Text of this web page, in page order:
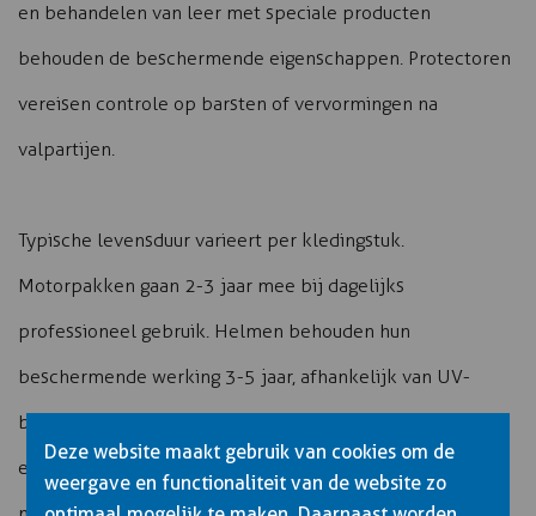
en behandelen van leer met speciale producten
behouden de beschermende eigenschappen. Protectoren
vereisen controle op barsten of vervormingen na
valpartijen.
Typische levensduur varieert per kledingstuk.
Motorpakken gaan 2-3 jaar mee bij dagelijks
professioneel gebruik. Helmen behouden hun
beschermende werking 3-5 jaar, afhankelijk van UV-
blootstelling en gebruik. Handschoenen slijten het snelst
en vereisen jaarlijkse vervanging. Laarzen gaan 2-4 jaar
Deze website maakt gebruik van cookies om de
weergave en functionaliteit van de website zo